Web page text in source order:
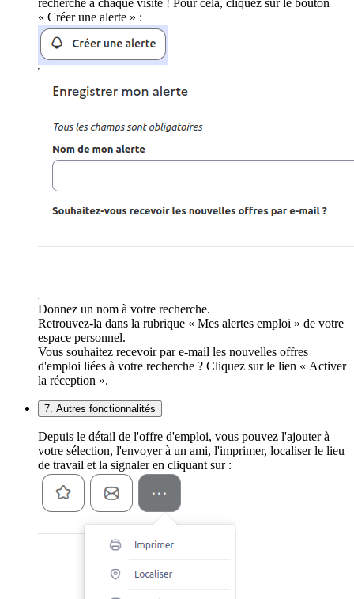
recherche à chaque visite ! Pour cela, cliquez sur le bouton
« Créer une alerte » :
Donnez un nom à votre recherche.
Retrouvez-la dans la rubrique « Mes alertes emploi » de votre
espace personnel.
Vous souhaitez recevoir par e-mail les nouvelles offres
d'emploi liées à votre recherche ? Cliquez sur le lien « Activer
la réception ».
7. Autres fonctionnalités
Depuis le détail de l'offre d'emploi, vous pouvez l'ajouter à
votre sélection, l'envoyer à un ami, l'imprimer, localiser le lieu
de travail et la signaler en cliquant sur :